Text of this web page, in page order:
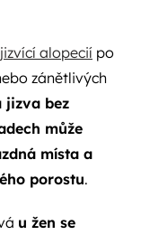
jizvící alopeciípo
zánětlivých
bez
může
místa a
porostu.
u žen se